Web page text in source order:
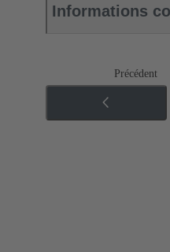
Informations
Précédent